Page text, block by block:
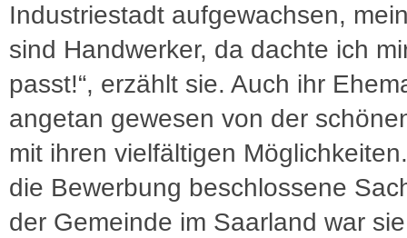
Industriestadt aufgewachsen,
sind Handwerker, da dachte ich
passt!“, erzählt sie. Auch ihr
angetan gewesen von der
mit ihren vielfältigen
die Bewerbung beschlossene
der Gemeinde im Saarland war